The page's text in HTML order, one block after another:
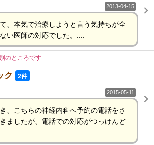
2013-04-15
、本気で治療しようと言う気持ちが全
い医師の対応でした。....
のところです
ク 2件
2015-05-11
、こちらの神経内科へ予約の電話をさ
ましたが、電話での対応がつっけんど